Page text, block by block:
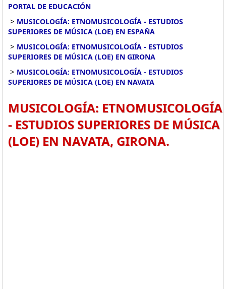
PORTAL DE EDUCACIÓN
> MUSICOLOGÍA: ETNOMUSICOLOGÍA - ESTUDIOS
SUPERIORES DE MÚSICA (LOE) EN ESPAÑA
> MUSICOLOGÍA: ETNOMUSICOLOGÍA - ESTUDIOS
SUPERIORES DE MÚSICA (LOE) EN GIRONA
> MUSICOLOGÍA: ETNOMUSICOLOGÍA - ESTUDIOS
SUPERIORES DE MÚSICA (LOE) EN NAVATA
MUSICOLOGÍA: ETNOMUSICOLOGÍA
- ESTUDIOS SUPERIORES DE MÚSICA
(LOE) EN NAVATA, GIRONA.